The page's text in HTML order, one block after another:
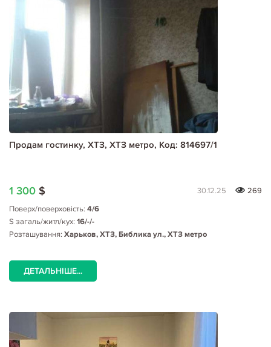
Продам гостинку, ХТЗ, ХТЗ метро, Код: 814697/1
1 300 $ 30.12.25
269
Поверх/поверховість: 4/6
S загаль/житл/кух: 16/-/-
Розташування: Харьков, ХТЗ, Библика ул., ХТЗ метро
ДЕТАЛЬНІШЕ...